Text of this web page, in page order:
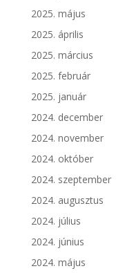
2025. május
2025. április
2025. március
2025. február
2025. január
2024. december
2024. november
2024. október
2024. szeptember
2024. augusztus
2024. július
2024. június
2024. május